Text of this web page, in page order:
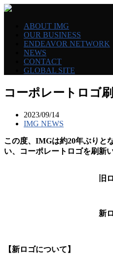
ABOUT IMG
OUR BUSINESS
ENDEAVOR NETWORK
NEWS
CONTACT
GLOBAL SITE
コーポレートロゴ
2023/09/14
IMG NEWS
この度、IMGは約20年ぶりと
い、コーポレートロゴを刷新
旧
新
【新ロゴについて】